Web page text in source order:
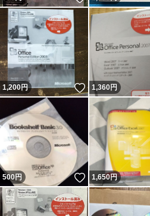
1,200円 いいね！
1,360円
500円 いいね！
1,650円